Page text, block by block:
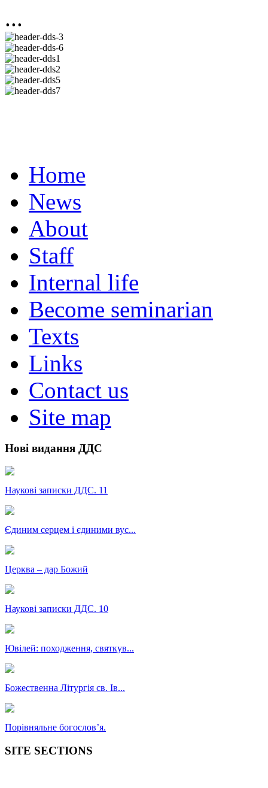
...
Home
News
About
Staff
Internal life
Become seminarian
Texts
Links
Contact us
Site map
Нові видання ДДС
Наукові записки ДДС. 11
Єдиним серцем і єдиними вус...
Церква – дар Божий
Наукові записки ДДС. 10
Ювілей: походження, святкув...
Божественна Літургія св. Ів...
Порівняльне богословʼя.
SITE SECTIONS